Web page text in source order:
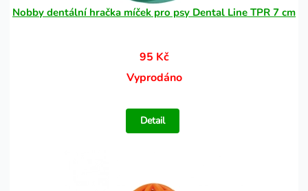
Nobby dentální hračka míček pro psy Dental Line TPR 7 cm
95 Kč
Vyprodáno
Detail